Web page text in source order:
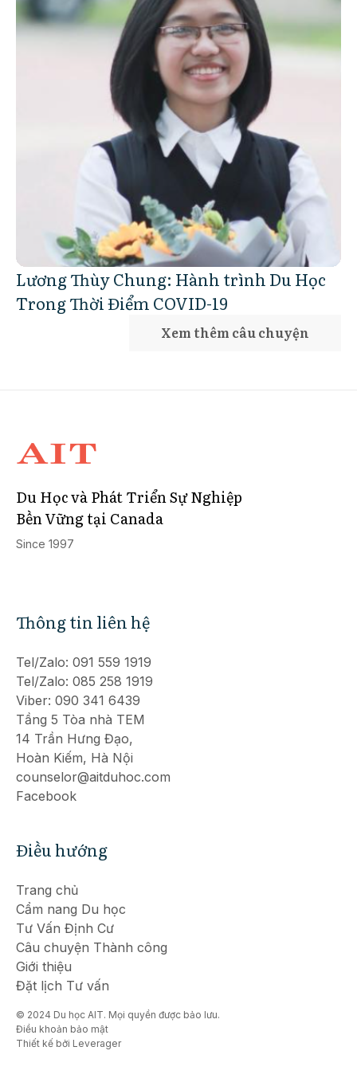
Lương Thùy Chung: Hành trình Du Học
Trong Thời Điểm COVID-19
Xem thêm câu chuyện
Du Học và Phát Triển Sự Nghiệp
Bền Vững tại Canada
Since 1997
Thông tin liên hệ
Tel/Zalo: 091 559 1919
Tel/Zalo: 085 258 1919
Viber: 090 341 6439
Tầng 5 Tòa nhà TEM
14 Trần Hưng Đạo,
Hoàn Kiếm, Hà Nội
counselor@aitduhoc.com
Facebook
Điều hướng
Trang chủ
Cẩm nang Du học
Tư Vấn Định Cư
Câu chuyện Thành công
Giới thiệu
Đặt lịch Tư vấn
© 2024 Du học AIT. Mọi quyền được bảo lưu.
Điều khoản bảo mật
Thiết kế bởi Leverager